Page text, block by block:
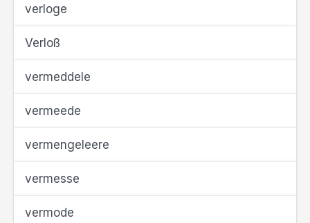
verloge
Verloß
vermeddele
vermeede
vermengeleere
vermesse
vermode